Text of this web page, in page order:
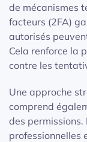
de mécanismes
facteurs (2FA)
autorisés
Cela renforce la
contre les
Une approche
comprend
des
professionnelles